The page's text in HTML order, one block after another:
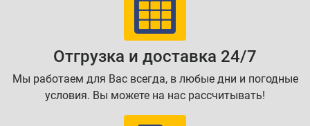
Отгрузка и доставка 24/7
Мы работаем для Вас всегда, в любые дни и погодные
условия. Вы можете на нас рассчитывать!